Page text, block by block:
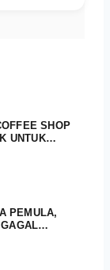
SHOP
UNTUK
PEMULA,